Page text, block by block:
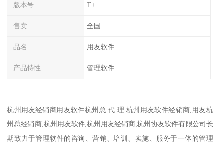
版本号 T+
售卖 全国
品名 用友软件
产品特性 管理软件
杭州用友经销商用友软件杭州总.代.理|杭州用友软件经销商,用友杭
州总经销商,杭州用友软件,杭州用友经销商,杭州协友软件有限公司长
期致力于管理软件的咨询、营销、培训、实施、服务于一体的管理